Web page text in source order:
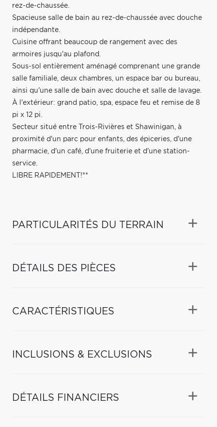
rez-de-chaussée.
Spacieuse salle de bain au rez-de-chaussée avec douche
indépendante.
Cuisine offrant beaucoup de rangement avec des
armoires jusqu'au plafond.
Sous-sol entièrement aménagé comprenant une grande
salle familiale, deux chambres, un espace bar ou bureau,
ainsi qu'une salle de bain avec douche et salle de lavage.
À l'extérieur: grand patio, spa, espace feu et remise de 8
pi x 12 pi.
Secteur situé entre Trois-Rivières et Shawinigan, à
proximité d'un parc pour enfants, des épiceries, d'une
pharmacie, d'un café, d'une fruiterie et d'une station-
service.
LIBRE RAPIDEMENT!**
PARTICULARITÉS DU TERRAIN
DÉTAILS DES PIÈCES
CARACTÉRISTIQUES
INCLUSIONS & EXCLUSIONS
DÉTAILS FINANCIERS